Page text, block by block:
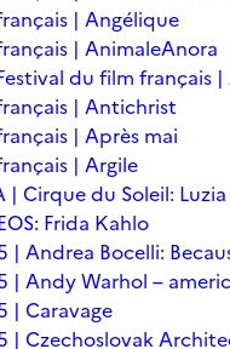
| Angélique
| AnimaleAnora
du film français
| Antichrist
| Après mai
| Argile
| Cirque du Soleil: Luzia
Frida Kahlo
| Andrea Bocelli:
| Andy Warhol –
| Caravage
| Czechoslovak